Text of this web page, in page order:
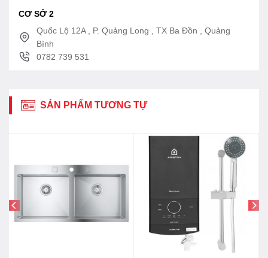
CƠ SỞ 2
Quốc Lộ 12A , P. Quảng Long , TX Ba Đồn , Quảng
Bình
0782 739 531
SẢN PHẨM TƯƠNG TỰ